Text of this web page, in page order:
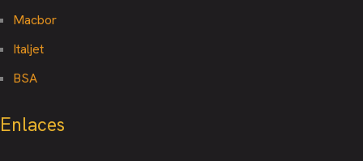
Macbor
Italjet
BSA
Enlaces